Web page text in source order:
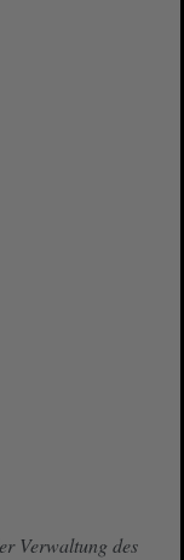
Verwaltung des